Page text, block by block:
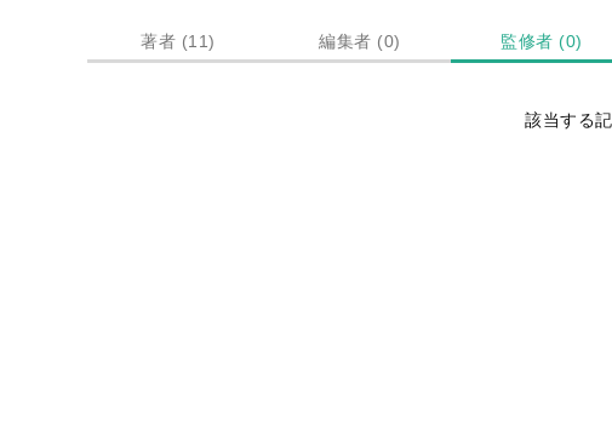
著者 (11) 編集者 (0) 監修者 (0)
該当する